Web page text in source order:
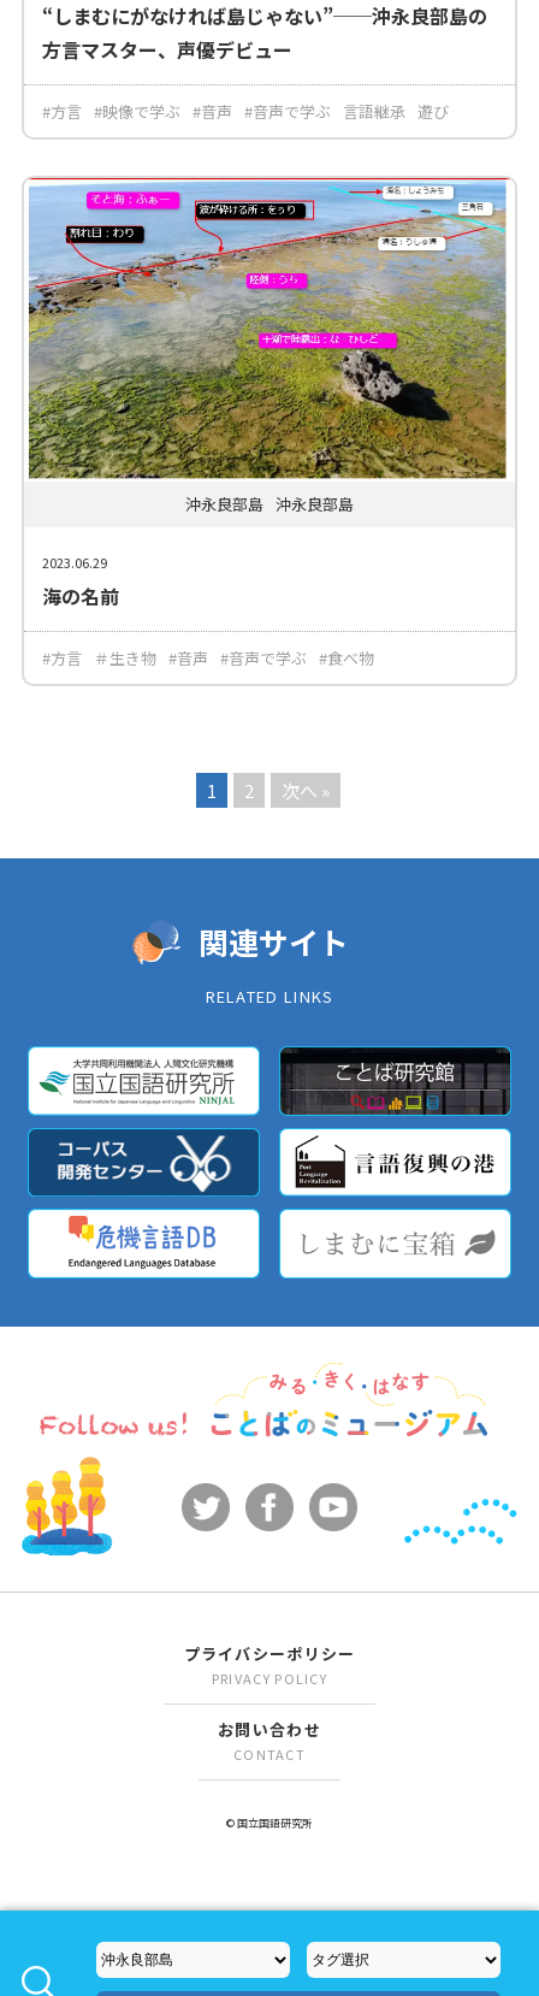
“しまむにがなければ島じゃない”──沖永良部島の
方言マスター、声優デビュー
#方言 #映像で学ぶ #音声 #音声で学ぶ 言語継承 遊び
沖永良部島 沖永良部島
2023.06.29
海の名前
#方言 ＃生き物 #音声 #音声で学ぶ #食べ物
1 2 次へ »
関連サイト
RELATED LINKS
プライバシーポリシー
PRIVACY POLICY
お問い合わせ
CONTACT
© 国立国語研究所